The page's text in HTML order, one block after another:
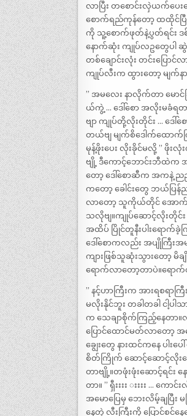
လာပြီး တစောင်းလှဲယက်ပေ
စောက်ရည်ကုန်တော့ ထထိုင်ပြီး
ကို သူ့စောက်ဖုတ်နဲ့ပွတ်ရင်း ဒ
နောက်ဆုံး ကျုပ်လဥတွေပါ
တစ်ချောင်းလုံး တင်းပြေ
ကျုပ်လီးက ထွားတော့ မျက်နာ
” အမလေး နာလိုက်တာ မော
ယ်ကွဲ့ … ဒေါ်စော အလိုးမခံရတ
ဗျာ ကျုပ်တို့လိုးတိုင်း … ဒေါ်စ
တယ်ဗျ မျက်စိဒေါက်ထောက်ကြ
မုန့်ဖိုးပေး လိုးခိုင်မလို့ ” ဖို
ဗျို့ ဒီကောင့်ဘောင်းဘီထဲက အ
တော့ ဒေါ်စောဆီက အကနဲ့ ည
ကတော့ ခေါင်းတွေ ဘယ်ပြန်
လာတော့ သူကိုယ်တိုင် အောက်က
သလိုဗျ။ကျုပ်ဆောင့်လိုးတိုင်
အထိပ် ပြိုင်တူနီးပါးရောက်ခဲ့က
ဒေါ်စောကလည်း အပျိုကြီးအ
ကျားဖြစ်သူဆုံးသွားတော့ မိခ
ရောက်လာတော့တာပဲ။ရောက်
” နင့်ဟာကြီးက အားရစရာက
မလိုးနိုင်ဘူး တခါတခါ ငါ့ပါ
က သေချာစိုက်ကြည့်နေတာ။
ပြောင်ထောင်မတ်လာတော့ အ
ချွေးတွေ နားထင်ကနေ ပါ
စိတ်ကြိုက် ဆောင့်ဆောင့်လိုးန
တာဗျို့။တဖုံးဖုံးဆောင့်ရင်း
တာ။ ” ရှီးးးး းးးး … ကေ
အမောပြေမှ ဘေးလိမ့်ချပ
နေတဲ့ လီးကြီးကို ပြောင်စင်န